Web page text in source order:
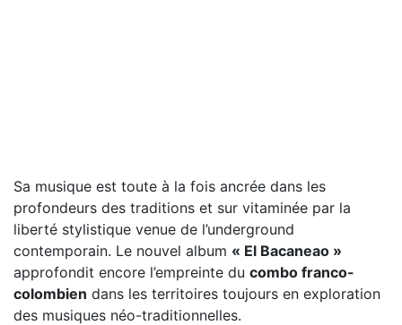
Sa musique est toute à la fois ancrée dans les
profondeurs des traditions et sur vitaminée par la
liberté stylistique venue de l’underground
contemporain. Le nouvel album « El Bacaneao »
approfondit encore l’empreinte du combo franco-
colombien dans les territoires toujours en exploration
des musiques néo-traditionnelles.